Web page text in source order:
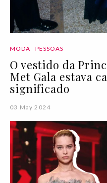
MODA PESSOAS
O vestido da
Met Gala estava
significado
03 May 2024